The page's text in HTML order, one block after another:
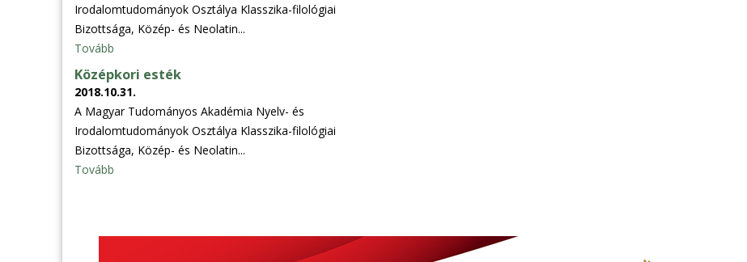
Irodalomtudományok Osztálya Klasszika-filológiai
Bizottsága, Közép- és Neolatin...
Tovább
Középkori esték
2018.10.31.
A Magyar Tudományos Akadémia Nyelv- és
Irodalomtudományok Osztálya Klasszika-filológiai
Bizottsága, Közép- és Neolatin...
Tovább